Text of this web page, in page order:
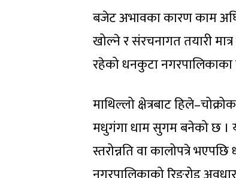
बजेट अभावका कारण काम
खोल्ने र संरचनागत तयारी
रहेको धनकुटा
माथिल्लो क्षेत्रबाट
मधुगंगा धाम सुगम बनेको छ ।
स्तरोन्नति वा कालोपत्रे